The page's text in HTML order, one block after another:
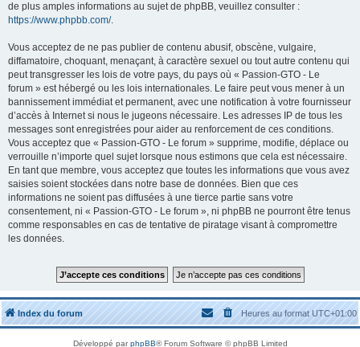
de plus amples informations au sujet de phpBB, veuillez consulter :
https://www.phpbb.com/.
Vous acceptez de ne pas publier de contenu abusif, obscène, vulgaire,
diffamatoire, choquant, menaçant, à caractère sexuel ou tout autre contenu qui
peut transgresser les lois de votre pays, du pays où « Passion-GTO - Le
forum » est hébergé ou les lois internationales. Le faire peut vous mener à un
bannissement immédiat et permanent, avec une notification à votre fournisseur
d’accès à Internet si nous le jugeons nécessaire. Les adresses IP de tous les
messages sont enregistrées pour aider au renforcement de ces conditions.
Vous acceptez que « Passion-GTO - Le forum » supprime, modifie, déplace ou
verrouille n’importe quel sujet lorsque nous estimons que cela est nécessaire.
En tant que membre, vous acceptez que toutes les informations que vous avez
saisies soient stockées dans notre base de données. Bien que ces
informations ne soient pas diffusées à une tierce partie sans votre
consentement, ni « Passion-GTO - Le forum », ni phpBB ne pourront être tenus
comme responsables en cas de tentative de piratage visant à compromettre
les données.
Index du forum Heures au formatUTC+01:00
Développé parphpBB® Forum Software © phpBB Limited